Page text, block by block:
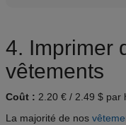
4. Imprimer
vêtements
Coût : 2.20 € / 2.49 $ par
La majorité de nos